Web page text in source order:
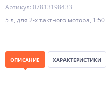
Артикул: 07813198433
5 л, для 2-х тактного мотора, 1:50
ОПИСАНИЕ ХАРАКТЕРИСТИКИ